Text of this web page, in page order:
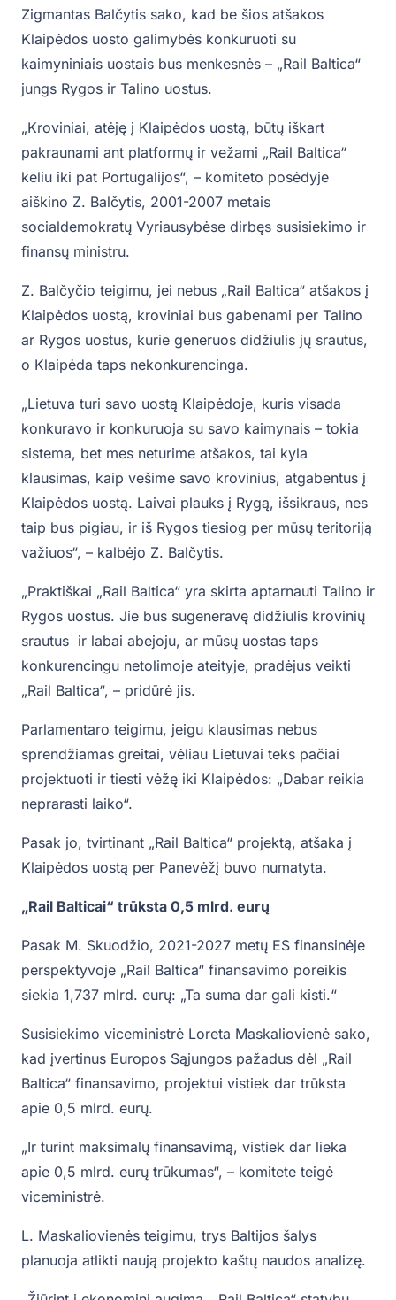
Zigmantas Balčytis sako, kad be šios atšakos
Klaipėdos uosto galimybės konkuruoti su
kaimyniniais uostais bus menkesnės – „Rail Baltica“
jungs Rygos ir Talino uostus.
„Kroviniai, atėję į Klaipėdos uostą, būtų iškart
pakraunami ant platformų ir vežami „Rail Baltica“
keliu iki pat Portugalijos“, – komiteto posėdyje
aiškino Z. Balčytis, 2001-2007 metais
socialdemokratų Vyriausybėse dirbęs susisiekimo ir
finansų ministru.
Z. Balčyčio teigimu, jei nebus „Rail Baltica“ atšakos į
Klaipėdos uostą, kroviniai bus gabenami per Talino
ar Rygos uostus, kurie generuos didžiulis jų srautus,
o Klaipėda taps nekonkurencinga.
„Lietuva turi savo uostą Klaipėdoje, kuris visada
konkuravo ir konkuruoja su savo kaimynais – tokia
sistema, bet mes neturime atšakos, tai kyla
klausimas, kaip vešime savo krovinius, atgabentus į
Klaipėdos uostą. Laivai plauks į Rygą, išsikraus, nes
taip bus pigiau, ir iš Rygos tiesiog per mūsų teritoriją
važiuos“, – kalbėjo Z. Balčytis.
„Praktiškai „Rail Baltica“ yra skirta aptarnauti Talino ir
Rygos uostus. Jie bus sugeneravę didžiulis krovinių
srautus ir labai abejoju, ar mūsų uostas taps
konkurencingu netolimoje ateityje, pradėjus veikti
„Rail Baltica“, – pridūrė jis.
Parlamentaro teigimu, jeigu klausimas nebus
sprendžiamas greitai, vėliau Lietuvai teks pačiai
projektuoti ir tiesti vėžę iki Klaipėdos: „Dabar reikia
neprarasti laiko“.
Pasak jo, tvirtinant „Rail Baltica“ projektą, atšaka į
Klaipėdos uostą per Panevėžį buvo numatyta.
„Rail Balticai“ trūksta 0,5 mlrd. eurų
Pasak M. Skuodžio, 2021-2027 metų ES finansinėje
perspektyvoje „Rail Baltica“ finansavimo poreikis
siekia 1,737 mlrd. eurų: „Ta suma dar gali kisti.“
Susisiekimo viceministrė Loreta Maskaliovienė sako,
kad įvertinus Europos Sąjungos pažadus dėl „Rail
Baltica“ finansavimo, projektui vistiek dar trūksta
apie 0,5 mlrd. eurų.
„Ir turint maksimalų finansavimą, vistiek dar lieka
apie 0,5 mlrd. eurų trūkumas“, – komitete teigė
viceministrė.
L. Maskaliovienės teigimu, trys Baltijos šalys
planuoja atlikti naują projekto kaštų naudos analizę.